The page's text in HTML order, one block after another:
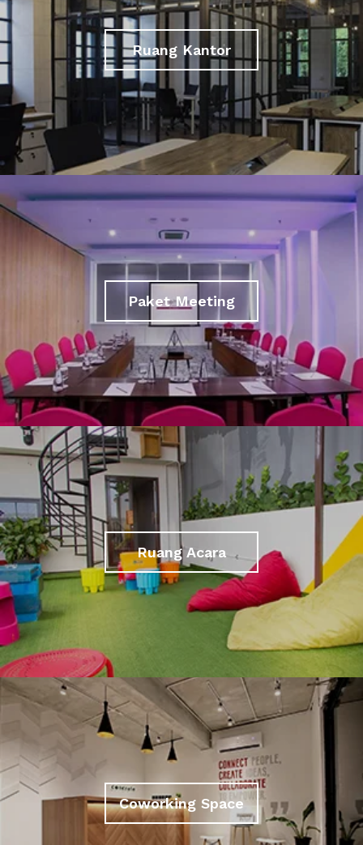
Ruang Kantor
Paket Meeting
Ruang Acara
Coworking Space